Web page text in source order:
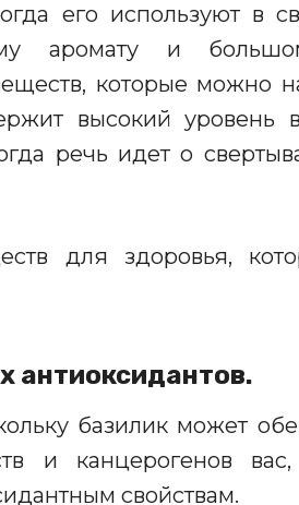
его используют в
аромату и
которые можно
высокий уровень
речь идет о
для здоровья,
антиоксидантов.
базилик может
и канцерогенов вас,
свойствам.